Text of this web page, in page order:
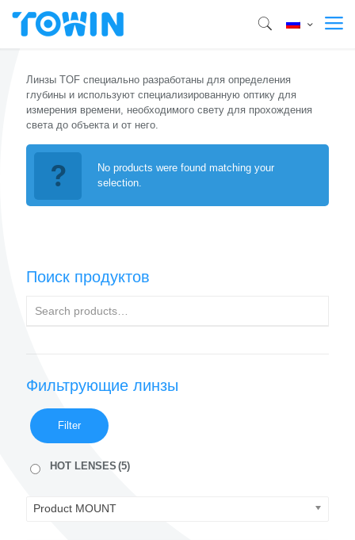
Линзы TOF специально разработаны для определения
глубины и используют специализированную оптику для
измерения времени, необходимого свету для прохождения
света до объекта и от него.
No products were found matching your
selection.
Поиск продуктов
Фильтрующие линзы
Filter
HOT LENSES (5)
Product MOUNT